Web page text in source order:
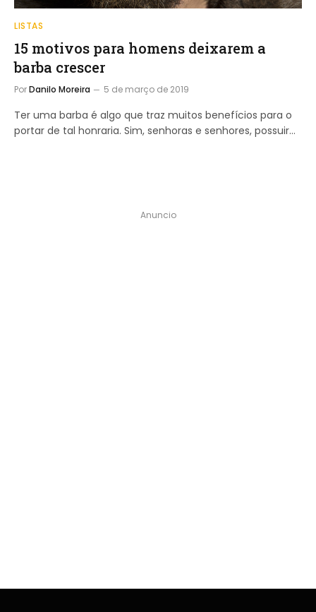
LISTAS
15 motivos para homens deixarem a
barba crescer
PorDanilo Moreira 5 de março de 2019
Ter uma barba é algo que traz muitos benefícios para o
portar de tal honraria. Sim, senhoras e senhores, possuir…
Anuncio